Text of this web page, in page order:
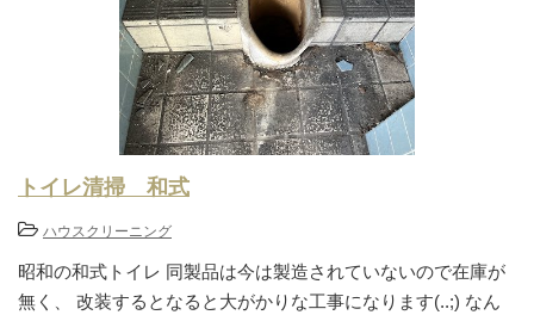
トイレ清掃 和式
ハウスクリーニング
昭和の和式トイレ 同製品は今は製造されていないので在庫が
無く、 改装するとなると大がかりな工事になります(..;) なん